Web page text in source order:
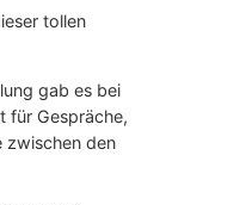
tollen
gab es bei
für Gespräche,
zwischen den